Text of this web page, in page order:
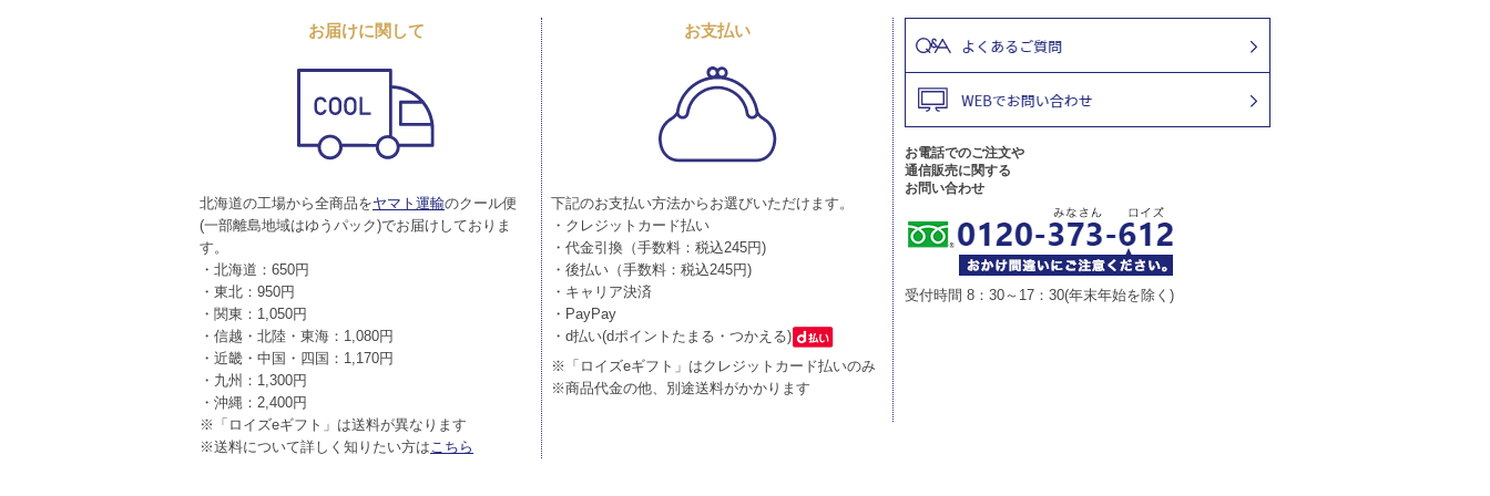
お届けに関して
北海道の工場から全商品をヤマト運輸のクール便
(一部離島地域はゆうパック)でお届けしておりま
す。
・北海道：650円
・東北：950円
・関東：1,050円
・信越・北陸・東海：1,080円
・近畿・中国・四国：1,170円
・九州：1,300円
・沖縄：2,400円
※「ロイズeギフト」は送料が異なります
※送料について詳しく知りたい方はこちら
お支払い
下記のお支払い方法からお選びいただけます。
・クレジットカード払い
・代金引換（手数料：税込245円)
・後払い（手数料：税込245円)
・キャリア決済
・PayPay
・d払い(dポイントたまる・つかえる)
※「ロイズeギフト」はクレジットカード払いのみ
※商品代金の他、別途送料がかかります
お電話でのご注文や
通信販売に関する
お問い合わせ
受付時間 8：30～17：30(年末年始を除く)